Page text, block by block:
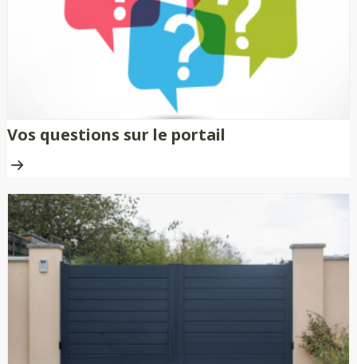
Vos questions sur le portail